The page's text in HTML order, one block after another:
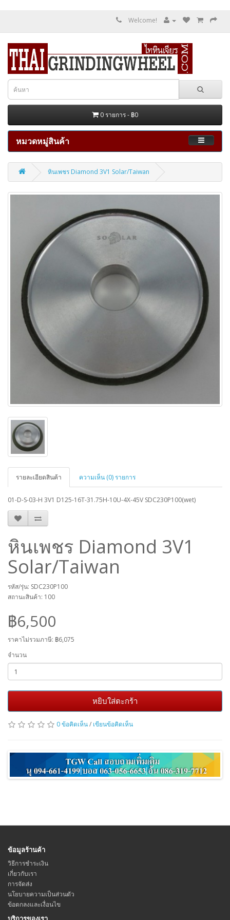
Welcome!
0 รายการ - ฿0
หมวดหมู่สินค้า
หินเพชร Diamond 3V1 Solar/Taiwan
รายละเอียดสินค้า ความเห็น (0) รายการ
01-D-S-03-H 3V1 D125-16T-31.75H-10U-4X-45V SDC230P100(wet)
หินเพชร Diamond 3V1
Solar/Taiwan
รหัส/รุ่น: SDC230P100
สถานะสินค้า: 100
฿6,500
ราคาไม่รวมภาษี: ฿6,075
จำนวน
หยิบใส่ตะกร้า
0 ข้อคิดเห็น/ เขียนข้อคิดเห็น
ข้อมูลร้านค้า
วิธีการชำระเงิน
เกี่ยวกับเรา
การจัดส่ง
นโยบายความเป็นส่วนตัว
ข้อตกลงและเงื่อนไข